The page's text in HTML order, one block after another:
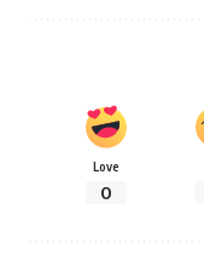
Love
0